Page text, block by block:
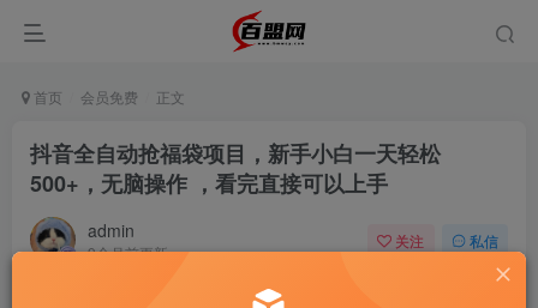
首页 会员免费 正文
抖音全自动抢福袋项目，新手小白一天轻松
500+，无脑操作 ，看完直接可以上手
admin
9个月前更新
关注 私信